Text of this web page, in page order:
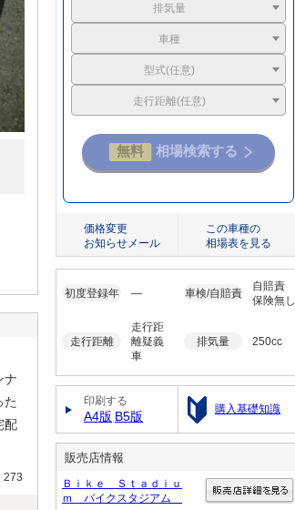
ナ
た
配
273
排気量
車種
型式(任意)
走行距離(任意)
価格変更
お知らせメール
この車種の
相場表を見る
初度登録年 ― 車検/自賠責
自賠責
保険無し
走行距離
走行距
離疑義
車
排気量 250cc
印刷する
A4版 B5版 購入基礎知識
販売店情報
Ｂｉｋｅ Ｓｔａｄｉｕ
ｍ バイクスタジアム